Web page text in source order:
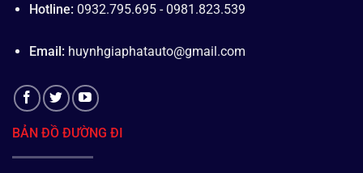
Hotline: 0932.795.695 - 0981.823.539
Email: huynhgiaphatauto@gmail.com
BẢN ĐỒ ĐƯỜNG ĐI